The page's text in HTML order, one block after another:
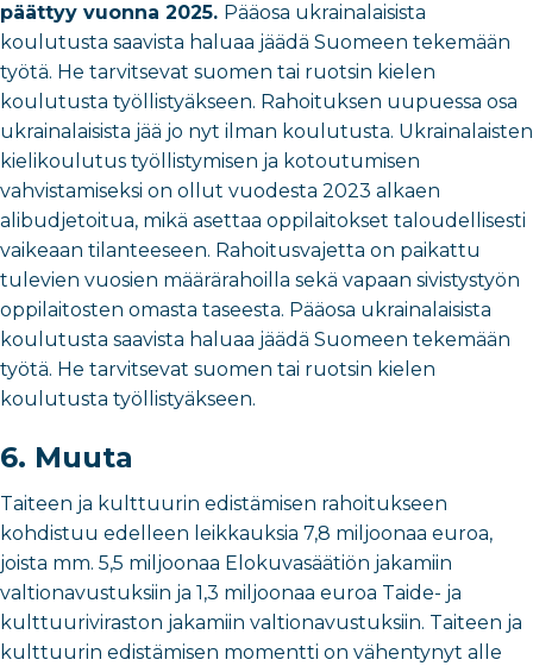
päättyy vuonna 2025. Pääosa ukrainalaisista
koulutusta saavista haluaa jäädä Suomeen tekemään
työtä. He tarvitsevat suomen tai ruotsin kielen
koulutusta työllistyäkseen. Rahoituksen uupuessa osa
ukrainalaisista jää jo nyt ilman koulutusta. Ukrainalaisten
kielikoulutus työllistymisen ja kotoutumisen
vahvistamiseksi on ollut vuodesta 2023 alkaen
alibudjetoitua, mikä asettaa oppilaitokset taloudellisesti
vaikeaan tilanteeseen. Rahoitusvajetta on paikattu
tulevien vuosien määrärahoilla sekä vapaan sivistystyön
oppilaitosten omasta taseesta. Pääosa ukrainalaisista
koulutusta saavista haluaa jäädä Suomeen tekemään
työtä. He tarvitsevat suomen tai ruotsin kielen
koulutusta työllistyäkseen.
6. Muuta
Taiteen ja kulttuurin edistämisen rahoitukseen
kohdistuu edelleen leikkauksia 7,8 miljoonaa euroa,
joista mm. 5,5 miljoonaa Elokuvasäätiön jakamiin
valtionavustuksiin ja 1,3 miljoonaa euroa Taide- ja
kulttuuriviraston jakamiin valtionavustuksiin. Taiteen ja
kulttuurin edistämisen momentti on vähentynyt alle